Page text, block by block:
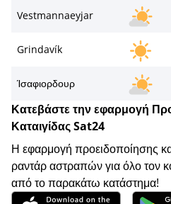
Vestmannaeyjar
Grindavík
Ίσαφιορδουρ
Κατεβάστε την εφαρμογή
Καταιγίδας Sat24
Η εφαρμογή προειδοποίησης
ραντάρ αστραπών για όλο τον
από το παρακάτω κατάστημα!